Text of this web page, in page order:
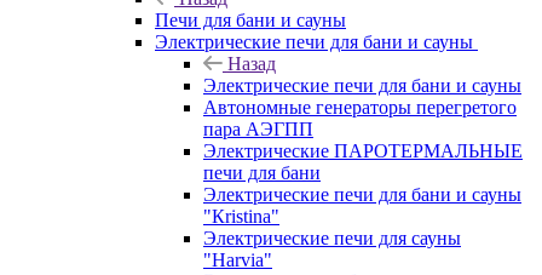
Печи для бани и сауны
Электрические печи для бани и сауны
Назад
Электрические печи для бани и сауны
Автономные генераторы перегретого
пара АЭГПП
Электрические ПАРОТЕРМАЛЬНЫЕ
печи для бани
Электрические печи для бани и сауны
"Кristina"
Электрические печи для сауны
"Harvia"